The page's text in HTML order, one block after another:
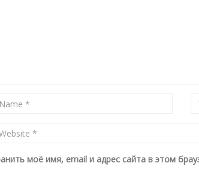
моё имя, email и адрес сайта в этом